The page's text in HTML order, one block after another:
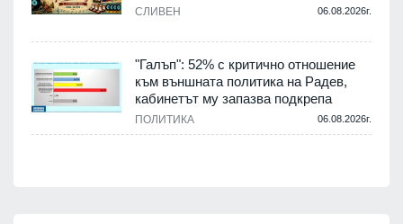
СЛИВЕН 06.08.2026г.
"Галъп": 52% с критично отношение
към външната политика на Радев,
кабинетът му запазва подкрепа
ПОЛИТИКА 06.08.2026г.